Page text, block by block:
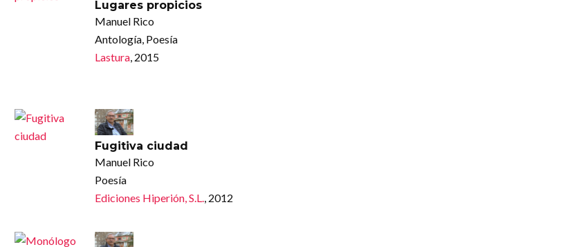
Lugares propicios
Manuel Rico
Antología, Poesía
Lastura, 2015
Fugitiva ciudad
Manuel Rico
Poesía
Ediciones Hiperión, S.L., 2012